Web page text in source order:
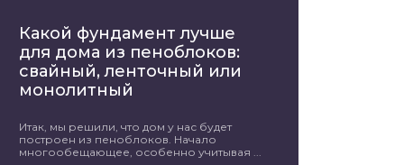
Какой фундамент лучше
для дома из пеноблоков:
свайный, ленточный или
монолитный
Итак, мы решили, что дом у нас будет
построен из пеноблоков. Начало
многообещающее, особенно учитывая ...